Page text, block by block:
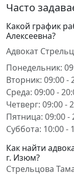
Часто
Какой график
Алексеевна?
Адвокат
Понедельник:
Вторник: 09:00 -
Среда: 09:00 -
Четверг: 09:00 -
Пятница: 09:00 -
Суббота: 10:00 -
Как найти
г. Изюм?
Стрельцова